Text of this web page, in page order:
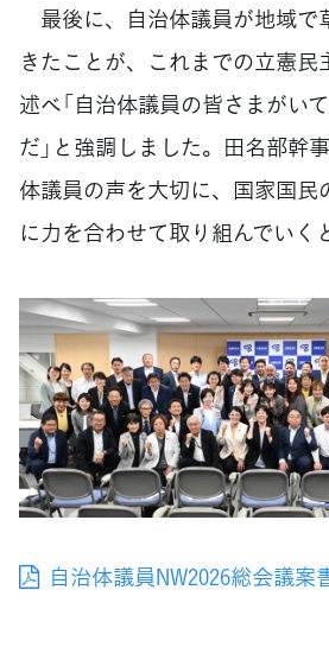
最後に、自治体議員が地域で
きたことが、これまでの立憲民
述べ「自治体議員の皆さまがい
だ」と強調しました。田名部幹
体議員の声を大切に、国家国民
に力を合わせて取り組んでいく
自治体議員NW2026総会議案